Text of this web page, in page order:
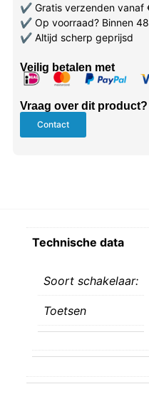
✔Gratis verzenden vanaf
✔Op voorraad? Binnen
✔Altijd scherp geprijsd
Veilig betalen met
Vraag over dit product?
Contact
Technische data
Soort schakelaar:
Toetsen